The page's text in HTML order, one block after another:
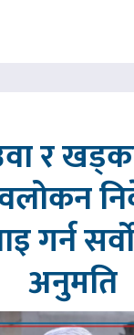
र
गर्न
अनुमति